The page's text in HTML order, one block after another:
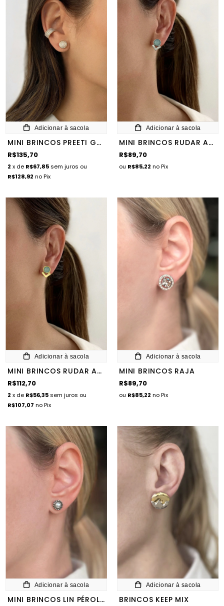
Adicionar à sacola
MINI BRINCOS PREETI GOLD
R$135,70
2 x de R$67,85 sem juros ou
R$128,92 no Pix
Adicionar à sacola
MINI BRINCOS RUDAR ACQUA
R$89,70
ou R$85,22 no Pix
Adicionar à sacola
MINI BRINCOS RUDAR ACQUA GOLD
R$112,70
2 x de R$56,35 sem juros ou
R$107,07 no Pix
Adicionar à sacola
MINI BRINCOS RAJA
R$89,70
ou R$85,22 no Pix
Adicionar à sacola
MINI BRINCOS LIN PÉROLA
Adicionar à sacola
BRINCOS KEEP MIX